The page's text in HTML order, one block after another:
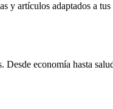
artículos adaptados a
economía hasta